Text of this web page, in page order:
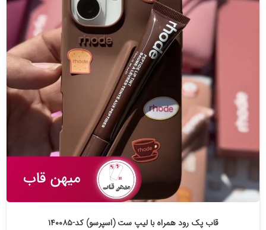
قاب پک رود همراه با لیپ ست (اسپرسو) کد-۱۴۰۰۸۵